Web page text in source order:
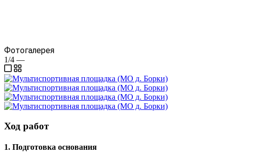
Фотогалерея
1/4 —
Ход работ
1. Подготовка основания